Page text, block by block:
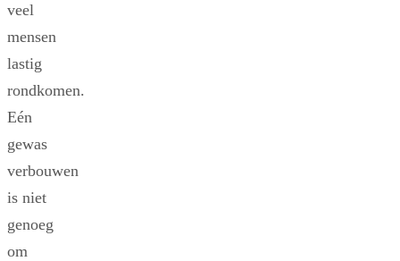
veel
mensen
lastig
rondkomen.
Eén
gewas
verbouwen
is niet
genoeg
om